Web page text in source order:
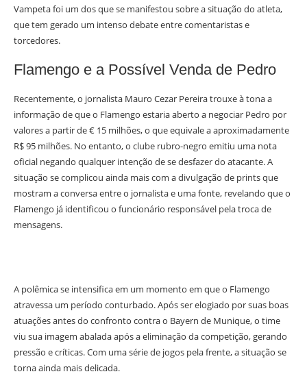
Vampeta foi um dos que se manifestou sobre a situação do atleta,
que tem gerado um intenso debate entre comentaristas e
torcedores.
Flamengo e a Possível Venda de Pedro
Recentemente, o jornalista Mauro Cezar Pereira trouxe à tona a
informação de que o Flamengo estaria aberto a negociar Pedro por
valores a partir de € 15 milhões, o que equivale a aproximadamente
R$ 95 milhões. No entanto, o clube rubro-negro emitiu uma nota
oficial negando qualquer intenção de se desfazer do atacante. A
situação se complicou ainda mais com a divulgação de prints que
mostram a conversa entre o jornalista e uma fonte, revelando que o
Flamengo já identificou o funcionário responsável pela troca de
mensagens.
A polêmica se intensifica em um momento em que o Flamengo
atravessa um período conturbado. Após ser elogiado por suas boas
atuações antes do confronto contra o Bayern de Munique, o time
viu sua imagem abalada após a eliminação da competição, gerando
pressão e críticas. Com uma série de jogos pela frente, a situação se
torna ainda mais delicada.